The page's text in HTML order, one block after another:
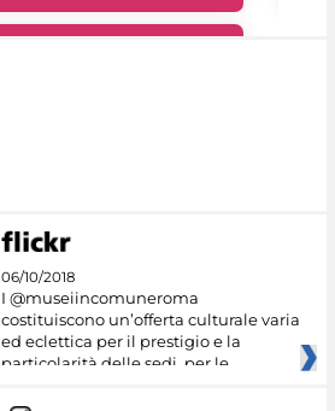
06/10/2018
I @museiincomuneroma
costituiscono un’offerta culturale varia
ed eclettica per il prestigio e la
particolarità delle sedi, per le